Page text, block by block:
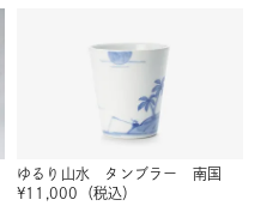
ゆるり山水 タンブラー 南国
¥11,000 （税込）